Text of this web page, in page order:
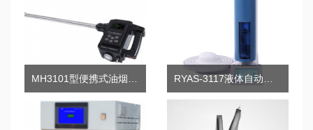
MH3101型便携式油烟检测仪 RYAS-3117液体自动进样器